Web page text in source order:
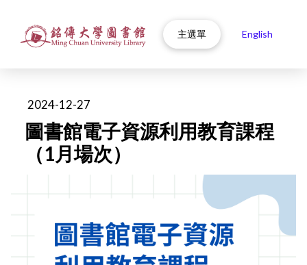
主選單 English
2024-12-27
圖書館電子資源利用教育課程
（1月場次）